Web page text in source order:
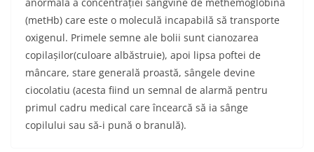
(metHb) care este o moleculă incapabilă să transporte
oxigenul. Primele semne ale bolii sunt cianozarea
copilașilor(culoare albăstruie), apoi lipsa poftei de
mâncare, stare generală proastă, sângele devine
ciocolatiu (acesta fiind un semnal de alarmă pentru
primul cadru medical care încearcă să ia sânge
copilului sau să-i pună o branulă).